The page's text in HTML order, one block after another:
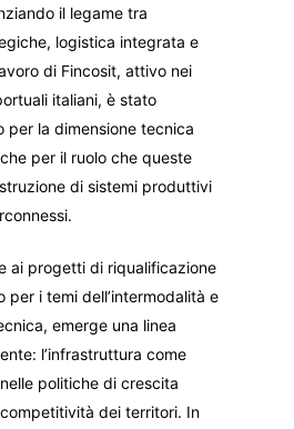
il legame tra
logistica integrata e
di Fincosit, attivo nei
italiani, è stato
per la dimensione tecnica
per il ruolo che queste
di sistemi produttivi
ai progetti di riqualificazione
per i temi dell’intermodalità e
emerge una linea
l’infrastruttura come
politiche di crescita
dei territori. In